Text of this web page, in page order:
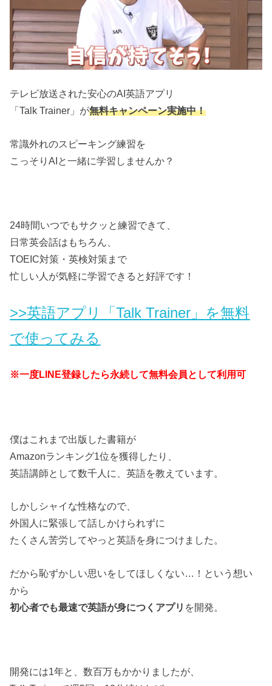
テレビ放送された安心のAI英語アプリ
「Talk Trainer」が無料キャンペーン実施中！
常識外れのスピーキング練習を
こっそりAIと一緒に学習しませんか？
24時間いつでもサクッと練習できて、
日常英会話はもちろん、
TOEIC対策・英検対策まで
忙しい人が気軽に学習できると好評です！
>>英語アプリ「Talk Trainer」を無料
で使ってみる
※一度LINE登録したら永続して無料会員として利用可
僕はこれまで出版した書籍が
Amazonランキング1位を獲得したり、
英語講師として数千人に、英語を教えています。
しかしシャイな性格なので、
外国人に緊張して話しかけられずに
たくさん苦労してやっと英語を身につけました。
だから恥ずかしい思いをしてほしくない…！という想い
から
初心者でも最速で英語が身につくアプリ を開発。
開発には1年と、数百万もかかりましたが、